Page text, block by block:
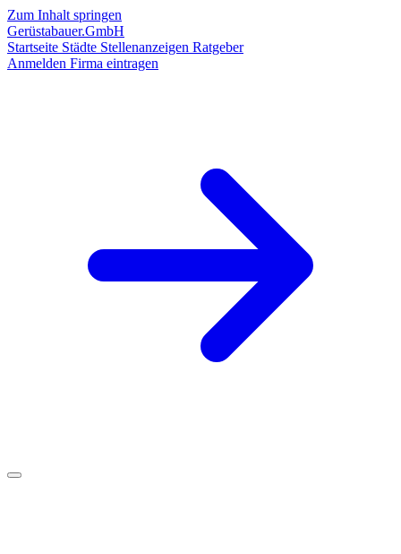
Zum Inhalt springen
Gerüstabauer.GmbH
Startseite Städte Stellenanzeigen Ratgeber
Anmelden Firma eintragen